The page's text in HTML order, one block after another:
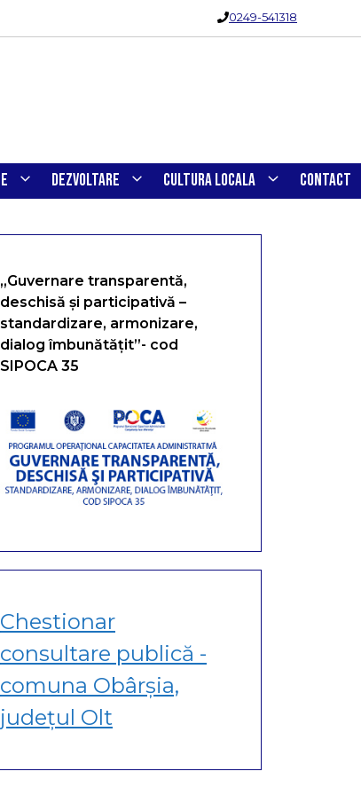
0249-541318
DEZVOLTARE CULTURA LOCALA CONTACT
„Guvernare transparentă,
deschisă și participativă –
standardizare, armonizare,
dialog îmbunătățit”- cod
SIPOCA 35
Chestionar
consultare publică -
comuna Obârșia,
județul Olt